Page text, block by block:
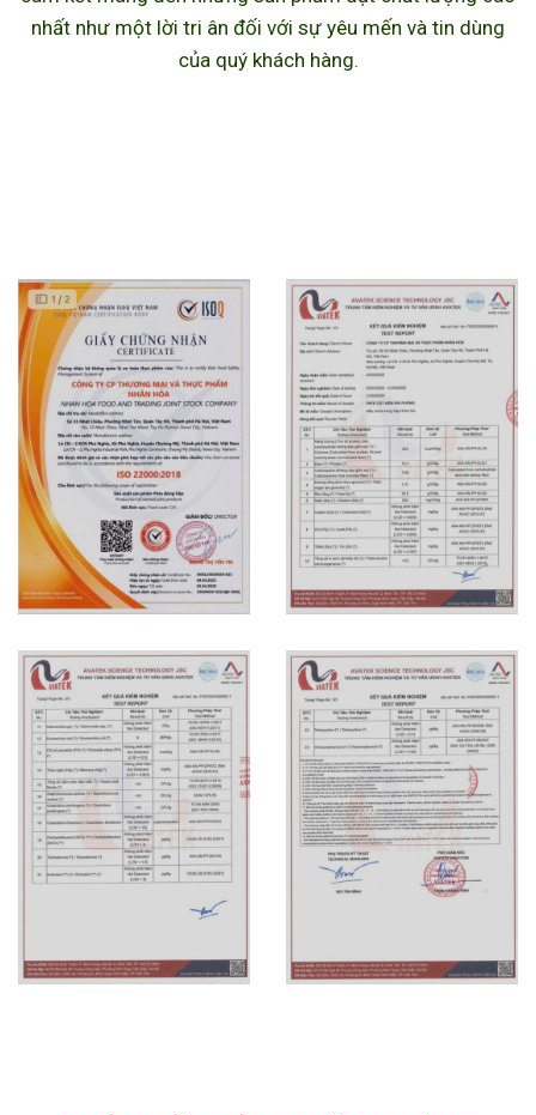
nhất như một lời tri ân đối với sự yêu mến và tin dùng
của quý khách hàng.